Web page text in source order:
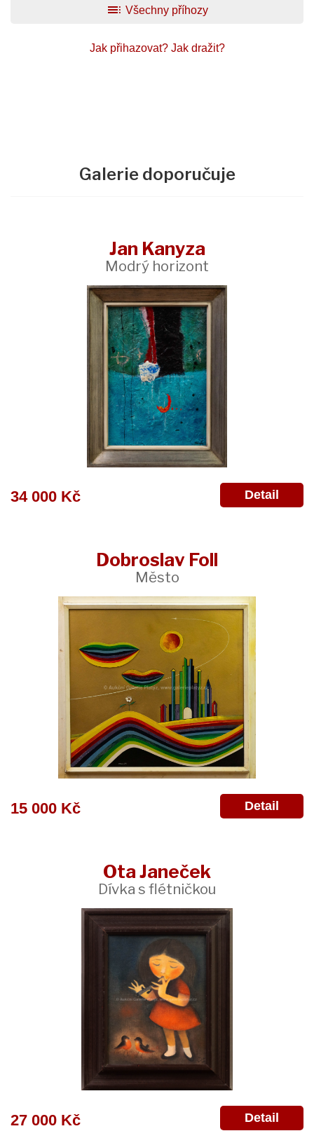
toc Všechny příhozy
Jak přihazovat? Jak dražit?
Galerie doporučuje
Jan Kanyza
Modrý horizont
34 000 Kč Detail
Dobroslav Foll
Město
15 000 Kč Detail
Ota Janeček
Dívka s flétničkou
27 000 Kč Detail